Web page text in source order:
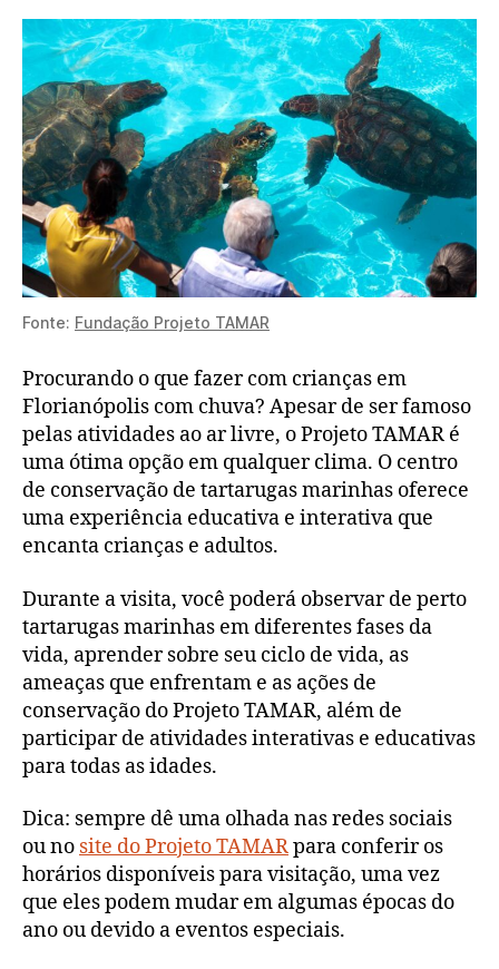
Fonte: Fundação Projeto TAMAR
Procurando o que fazer com crianças em
Florianópolis com chuva? Apesar de ser famoso
pelas atividades ao ar livre, o Projeto TAMAR é
uma ótima opção em qualquer clima. O centro
de conservação de tartarugas marinhas oferece
uma experiência educativa e interativa que
encanta crianças e adultos.
Durante a visita, você poderá observar de perto
tartarugas marinhas em diferentes fases da
vida, aprender sobre seu ciclo de vida, as
ameaças que enfrentam e as ações de
conservação do Projeto TAMAR, além de
participar de atividades interativas e educativas
para todas as idades.
Dica: sempre dê uma olhada nas redes sociais
ou no site do Projeto TAMARpara conferir os
horários disponíveis para visitação, uma vez
que eles podem mudar em algumas épocas do
ano ou devido a eventos especiais.